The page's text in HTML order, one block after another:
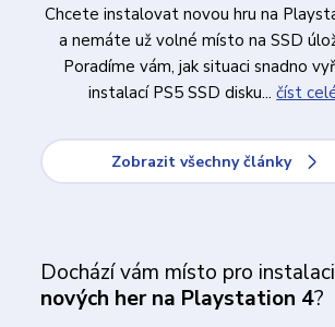
Chcete instalovat novou hru na
a nemáte už volné místo na SSD
Poradíme vám, jak situaci snadno
instalací PS5 SSD disku...číst
Zobrazit všechny články
Dochází vám místo pro instalaci
nových her na Playstation 4?